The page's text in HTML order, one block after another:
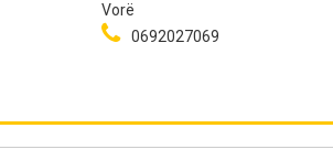
Vorë
0692027069